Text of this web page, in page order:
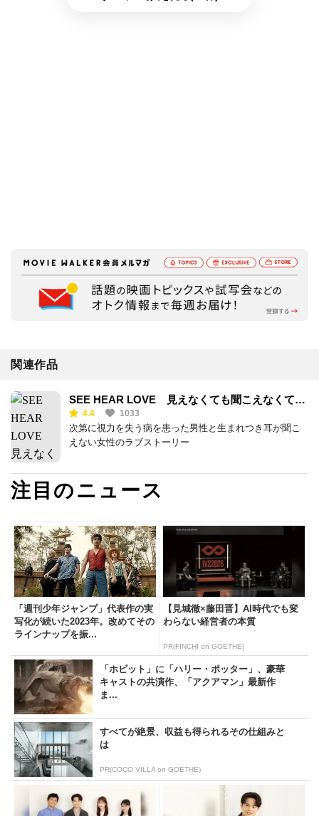
関連作品
SEE HEAR LOVE 見えなくても聞こえなくても
愛してる
4.4 1033
次第に視力を失う病を患った男性と生まれつき耳が聞こ
えない女性のラブストーリー
注目のニュース
「週刊少年ジャンプ」代表作の実
写化が続いた2023年。改めてその
ラインナップを振...
【見城徹×藤田晋】AI時代でも変
わらない経営者の本質
PR(FINCHI on GOETHE)
「ホビット」に「ハリー・ポッター」、豪華
キャストの共演作、「アクアマン」最新作
ま...
すべてが絶景、収益も得られるその仕組みと
は
PR(COCO VILLA on GOETHE)